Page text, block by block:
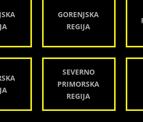
GORENJSKA
REGIJA
SEVERNO
PRIMORSKA
REGIJA